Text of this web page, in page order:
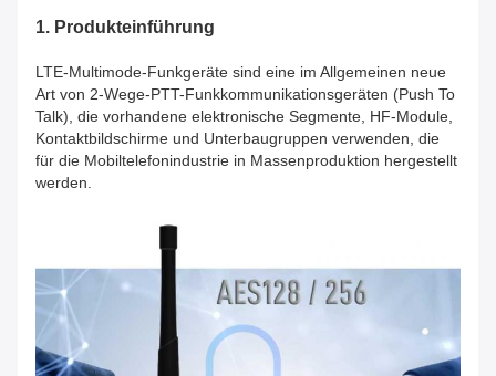
1. Produkteinführung
LTE-Multimode-Funkgeräte sind eine im Allgemeinen neue
Art von 2-Wege-PTT-Funkkommunikationsgeräten (Push To
Talk), die vorhandene elektronische Segmente, HF-Module,
Kontaktbildschirme und Unterbaugruppen verwenden, die
für die Mobiltelefonindustrie in Massenproduktion hergestellt
werden.